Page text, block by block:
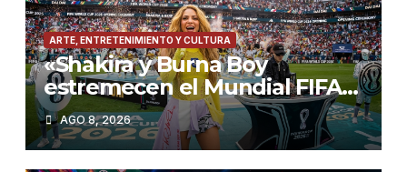
ARTE, ENTRETENIMIENTO Y CULTURA
«Shakira y Burna Boy
estremecen el Mundial FIFA
2026 con ‘Dai Dai’ y los Ghetto
Kids en la final»
AGO 8, 2026